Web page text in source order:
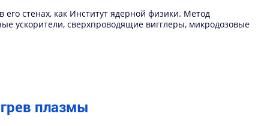
стенах, как Институт ядерной физики. Метод
ускорители, сверхпроводящие вигглеры, микродозовые
плазмы